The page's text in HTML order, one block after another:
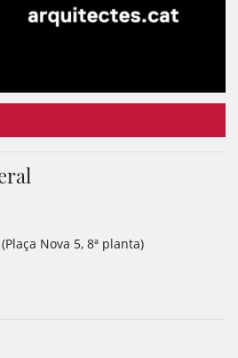
Nova 5, 8ª planta)